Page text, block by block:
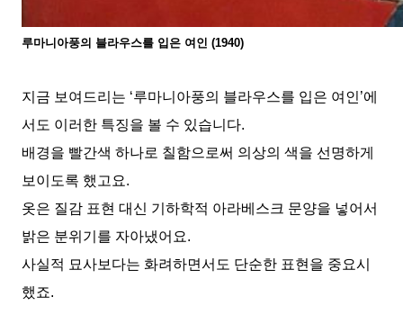
루마니아풍의 블라우스를 입은 여인 (1940)
지금 보여드리는 ‘루마니아풍의 블라우스를 입은 여인’에
서도 이러한 특징을 볼 수 있습니다.
배경을 빨간색 하나로 칠함으로써 의상의 색을 선명하게
보이도록 했고요.
옷은 질감 표현 대신 기하학적 아라베스크 문양을 넣어서
밝은 분위기를 자아냈어요.
사실적 묘사보다는 화려하면서도 단순한 표현을 중요시
했죠.